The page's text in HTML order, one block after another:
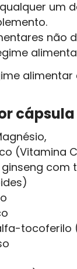
um
não
cápsula
(Vitamina
com
tocoferilo